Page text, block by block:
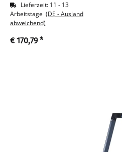
Lieferzeit: 11 - 13
Arbeitstage (DE - Ausland
abweichend)
€ 170,79*